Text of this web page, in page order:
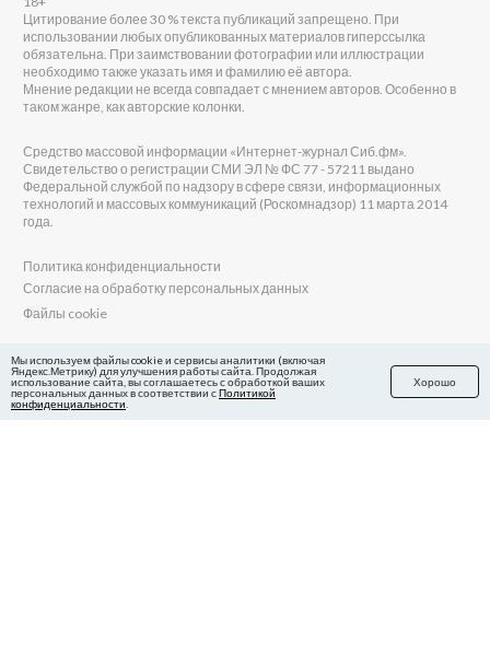
Цитирование более 30 % текста публикаций запрещено. При
использовании любых опубликованных материалов гиперссылка
обязательна. При заимствовании фотографии или иллюстрации
необходимо также указать имя и фамилию её автора.
Мнение редакции не всегда совпадает с мнением авторов. Особенно в
таком жанре, как авторские колонки.
Средство массовой информации «Интернет-журнал Сиб.фм».
Свидетельство о регистрации СМИ ЭЛ № ФС 77 - 57211 выдано
Федеральной службой по надзору в сфере связи, информационных
технологий и массовых коммуникаций (Роскомнадзор) 11 марта 2014
года.
Политика конфиденциальности
Согласие на обработку персональных данных
Файлы cookie
Главный редактор Сиб.фм
Бобровников Виктор Евгеньевич
Учредитель ООО «Сиб.фм»
E-mail редакции: fm@sib.fm
Мы используем файлы cookie и сервисы аналитики (включая
Яндекс.Метрику) для улучшения работы сайта. Продолжая
использование сайта, вы соглашаетесь с обработкой ваших
персональных данных в соответствии сПолитикой
конфиденциальности
Хорошо